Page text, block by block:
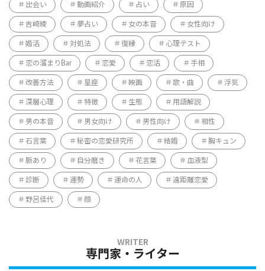
出会い 動画紹介 占い 原因
吉崎綾 夢占い 女の本音 女性向け
婚活 対処法 復縁 心理テスト
恋の溜まりBar 恋愛 恋活 手相
改善方法 星座 映画 歌・曲 浮気
深層心理 特徴 生態 用語解説
男の本音 男女向け 男性向け 相性
石言葉 秘密の恋愛研究所 結婚 胸キュン
脈あり 自分磨き 花言葉 血液型
診断 運勢 運命の人 遠距離恋愛
野呂佳代 顔
専門家・ライター